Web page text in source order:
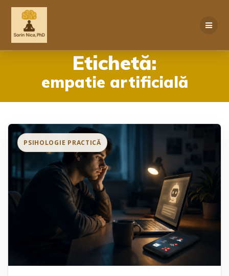
Etichetă:
empatie artificială